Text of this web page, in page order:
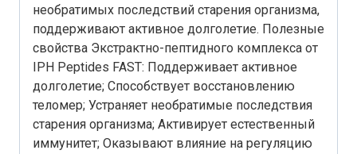
необратимых последствий старения организма,
поддерживают активное долголетие. Полезные
свойства Экстрактно-пептидного комплекса от
IPH Peptides FAST: Поддерживает активное
долголетие; Способствует восстановлению
теломер; Устраняет необратимые последствия
старения организма; Активирует естественный
иммунитет; Оказывают влияние на регуляцию